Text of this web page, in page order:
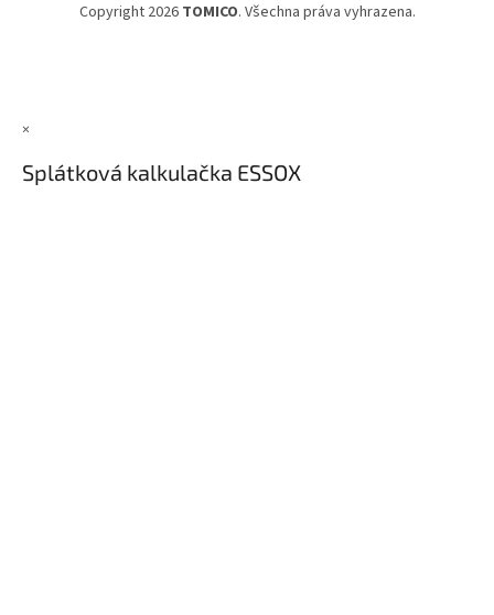
Copyright 2026 TOMICO. Všechna práva vyhrazena.
×
Splátková kalkulačka ESSOX